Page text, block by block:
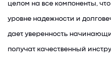
целом на все компоненты,
уровне надежности и
дает уверенность
получат качественный